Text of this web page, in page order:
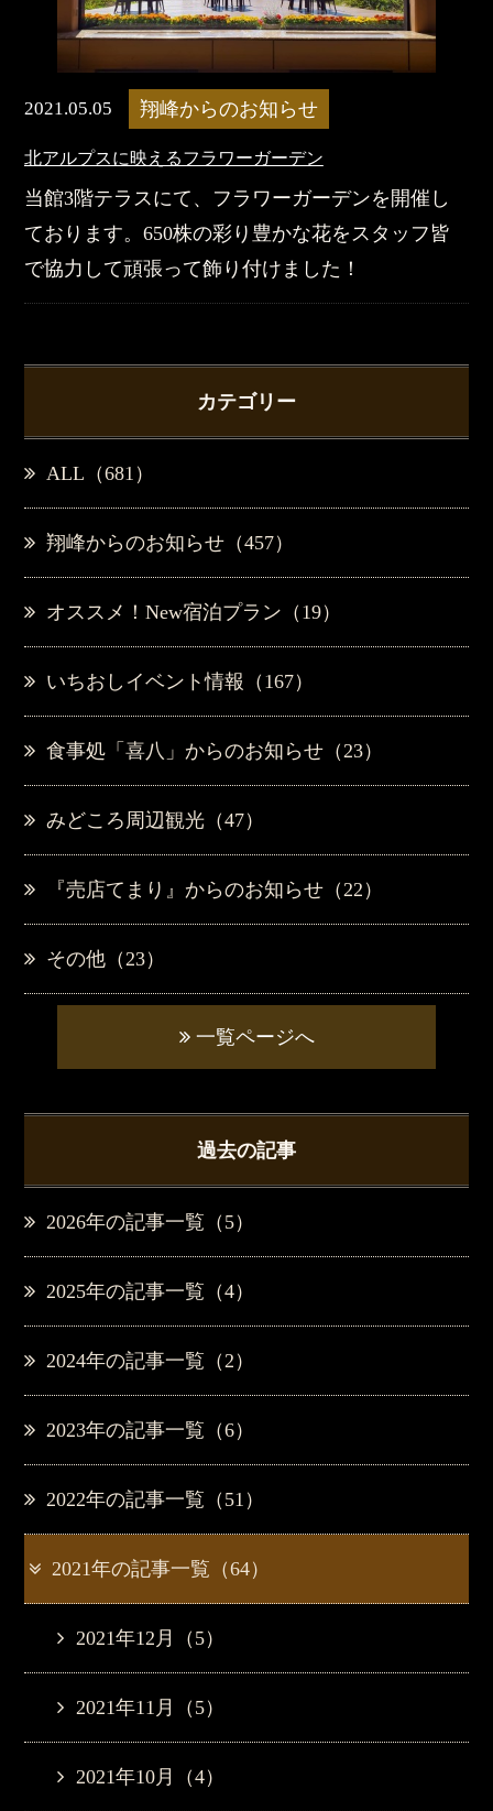
2021.05.05 翔峰からのお知らせ
北アルプスに映えるフラワーガーデン
当館3階テラスにて、フラワーガーデンを開催し
ております。650株の彩り豊かな花をスタッフ皆
で協力して頑張って飾り付けました！
カテゴリー
ALL（681）
翔峰からのお知らせ（457）
オススメ！New宿泊プラン（19）
いちおしイベント情報（167）
食事処「喜八」からのお知らせ（23）
みどころ周辺観光（47）
『売店てまり』からのお知らせ（22）
その他（23）
一覧ページへ
過去の記事
2026年の記事一覧（5）
2025年の記事一覧（4）
2024年の記事一覧（2）
2023年の記事一覧（6）
2022年の記事一覧（51）
2021年の記事一覧（64）
2021年12月（5）
2021年11月（5）
2021年10月（4）